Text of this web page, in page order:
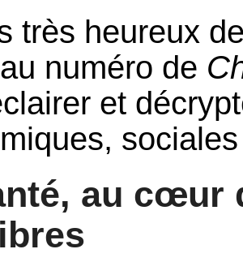
très heureux
numéro de
et
au cœur